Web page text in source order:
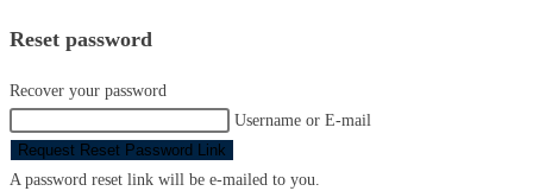
Reset password
Recover your password
Username or E-mail
Request Reset Password Link
A password reset link will be e-mailed to you.